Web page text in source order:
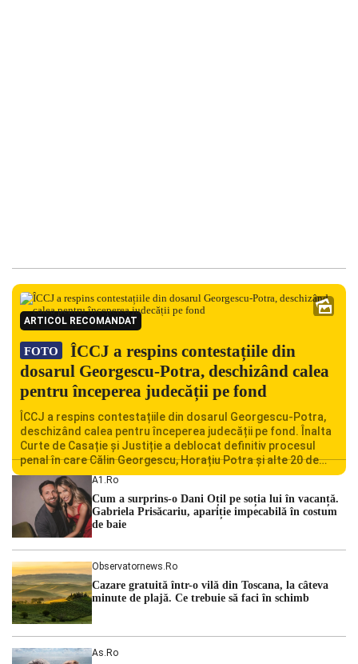
ARTICOL RECOMANDAT
FOTO
ÎCCJ a respins contestațiile din
dosarul Georgescu-Potra, deschizând calea
pentru începerea judecății pe fond
ÎCCJ a respins contestațiile din dosarul Georgescu-Potra,
deschizând calea pentru începerea judecății pe fond. Înalta
Curte de Casație și Justiție a deblocat definitiv procesul
penal în care Călin Georgescu, Horațiu Potra și alte 20 de
persoane sunt acuzați de acțiuni îndreptate împotriva
ordinii constituționale. În ședința din camera preliminară,
judecătorii de la instanța supremă au […]
A1.ro
Cum a surprins-o Dani Oțil pe soția lui în vacanță.
Gabriela Prisăcariu, apariție impecabilă în costum
de baie
Observatornews.ro
Cazare gratuită într-o vilă din Toscana, la câteva
minute de plajă. Ce trebuie să faci în schimb
As.ro